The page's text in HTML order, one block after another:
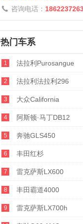
 咨询电话：
热门车系
1 法拉利Purosangue
2 法拉利法拉利296
3 大众California
4 阿斯顿·马丁DB12
5 奔驰GLS450
6 丰田红杉
7 雷克萨斯LX600
8 丰田霸道4000
9 雷克萨斯LX700h